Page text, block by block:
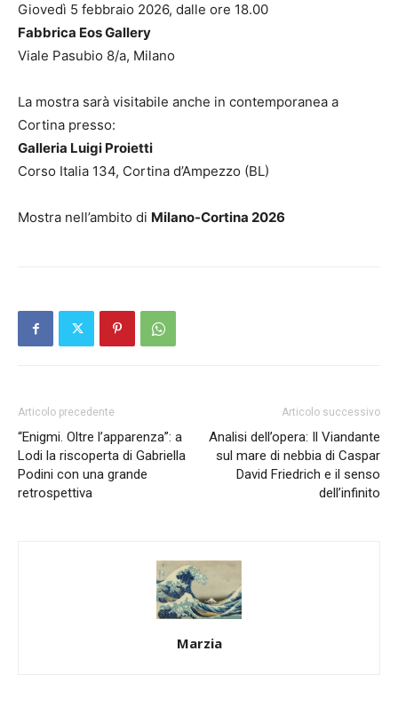
Giovedì 5 febbraio 2026, dalle ore 18.00
Fabbrica Eos Gallery
Viale Pasubio 8/a, Milano
La mostra sarà visitabile anche in contemporanea a
Cortina presso:
Galleria Luigi Proietti
Corso Italia 134, Cortina d’Ampezzo (BL)
Mostra nell’ambito di Milano-Cortina 2026
Articolo precedente
“Enigmi. Oltre l’apparenza”: a
Lodi la riscoperta di Gabriella
Podini con una grande
retrospettiva
Articolo successivo
Analisi dell’opera: Il Viandante
sul mare di nebbia di Caspar
David Friedrich e il senso
dell’infinito
Marzia